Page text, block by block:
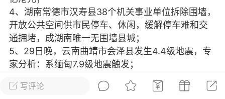
26 23:18
电脑端 美业资讯
闪充小白罐
本/双效闪充，养出紧致小白脸！一、项
充小白罐 = 闪充大白肌（仪器）× 草本
产品）×极光嫩肤啫喱（产品）这是一套
护...写评论
4、湖南常德市汉寿县38个机关事业单位拆除围墙，
开放公共空间供市民停车、休闲，缓解停车难和交
通拥堵，成湖南唯一无围墙县城；
5、29日晚，云南曲靖市会泽县发生4.4级地震，专
家分析：系缅甸7.9级地震触发；
6、何小鹏：两款飞行汽车2026年或量产，欢迎大
家考飞机的驾照；